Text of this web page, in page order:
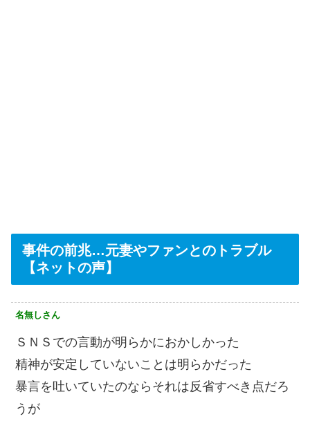
事件の前兆…元妻やファンとのトラブル
【ネットの声】
名無しさん
ＳＮＳでの言動が明らかにおかしかった
精神が安定していないことは明らかだった
暴言を吐いていたのならそれは反省すべき点だろ
うが